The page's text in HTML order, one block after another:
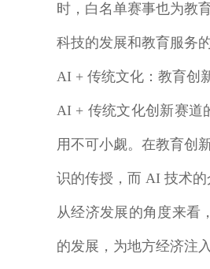
时，白名单赛事也为教
科技的发展和教育服务的
AI + 传统文化：教育创
AI + 传统文化创新赛道
用不可小觑。在教育创
识的传授，而 AI 技术的
从经济发展的角度来看
的发展，为地方经济注